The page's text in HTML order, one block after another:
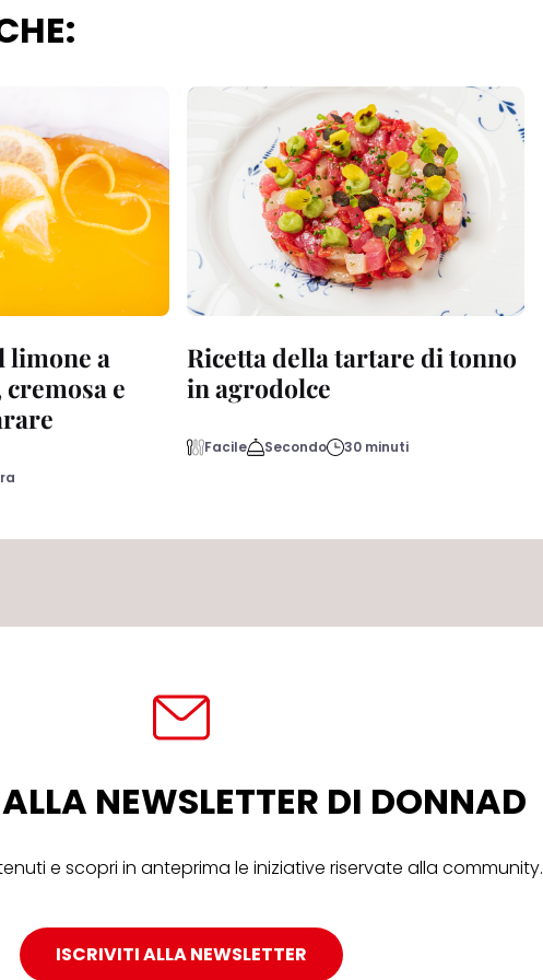
limone a
e
Ricetta della tartare di tonno
in agrodolce
Facile Secondo 30 minuti
NEWSLETTER DI DONNAD
e scopri in anteprima le iniziative riservate alla community.
ISCRIVITI ALLA NEWSLETTER